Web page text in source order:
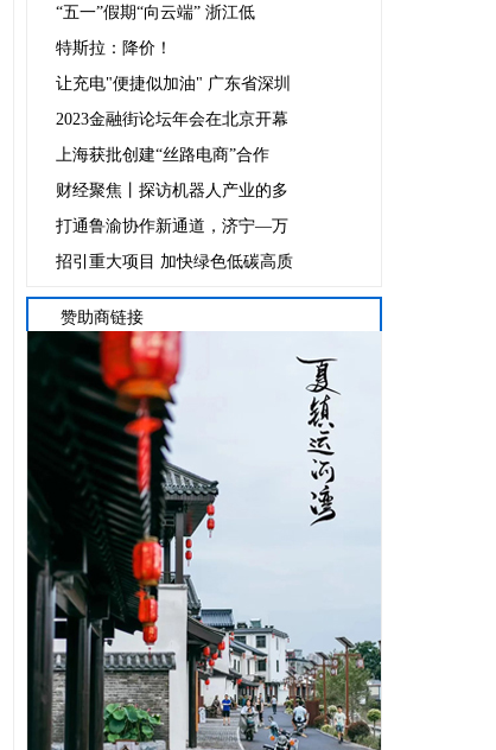
“五一”假期“向云端” 浙江低
特斯拉：降价！
让充电"便捷似加油" 广东省深圳
2023金融街论坛年会在北京开幕
上海获批创建“丝路电商”合作
财经聚焦丨探访机器人产业的多
打通鲁渝协作新通道，济宁—万
招引重大项目 加快绿色低碳高质
赞助商链接